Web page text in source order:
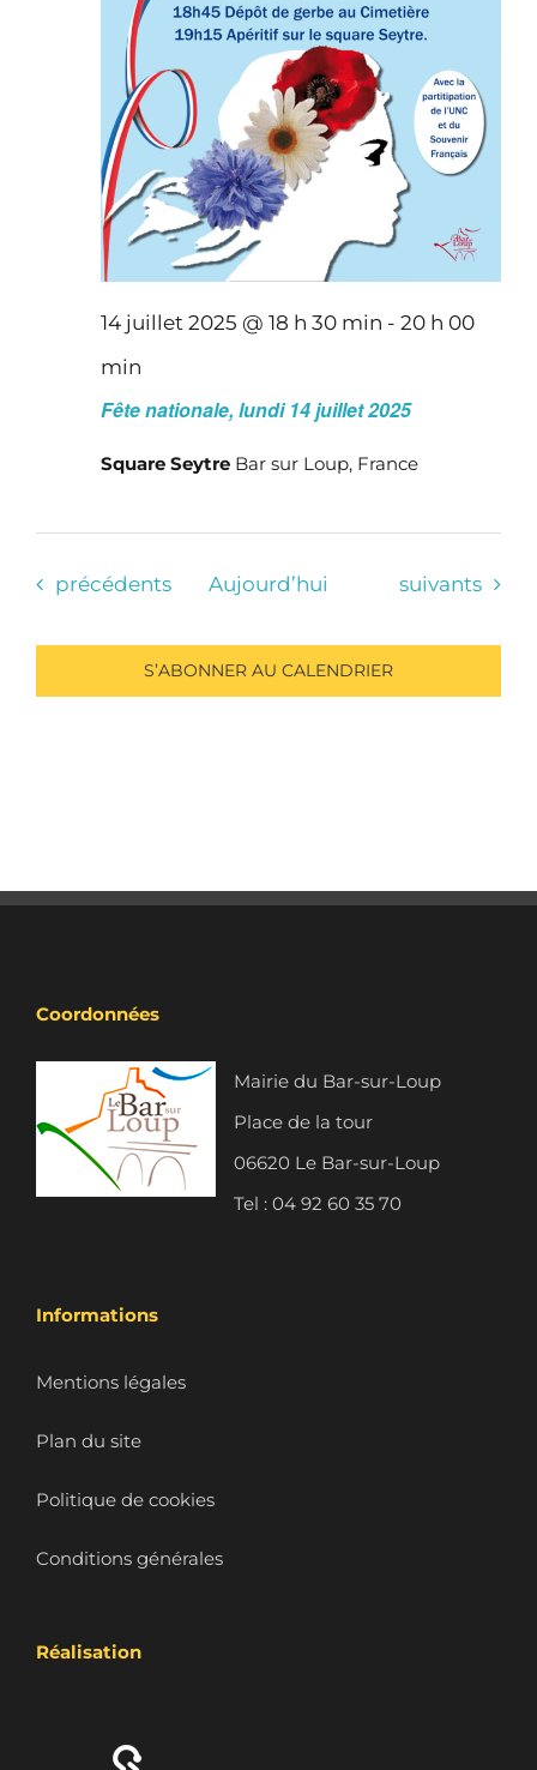
14 juillet 2025 @ 18 h 30 min - 20 h 00
min
Fête nationale, lundi 14 juillet 2025
Square Seytre Bar sur Loup, France
Évènements
précédents Aujourd’hui Évènements
suivants
S’ABONNER AU CALENDRIER
Coordonnées
Mairie du Bar-sur-Loup
Place de la tour
06620 Le Bar-sur-Loup
Tel : 04 92 60 35 70
Informations
Mentions légales
Plan du site
Politique de cookies
Conditions générales
Réalisation